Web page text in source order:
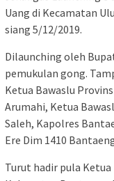
Uang di Kecamatan
siang 5/12/2019.
Dilaunching oleh
pemukulan gong.
Ketua Bawaslu
Arumahi, Ketua
Saleh, Kapolres
Ere Dim 1410
Turut hadir pula